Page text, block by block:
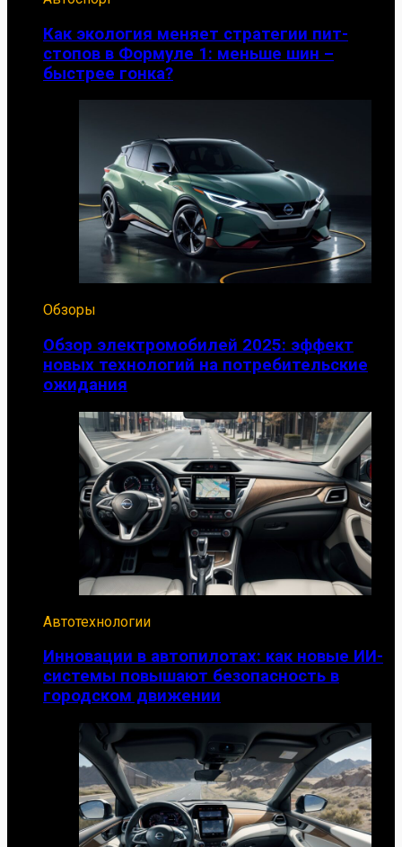
Как экология меняет стратегии пит-
стопов в Формуле 1: меньше шин –
быстрее гонка?
Обзоры
Обзор электромобилей 2025: эффект
новых технологий на потребительские
ожидания
Автотехнологии
Инновации в автопилотах: как новые ИИ-
системы повышают безопасность в
городском движении